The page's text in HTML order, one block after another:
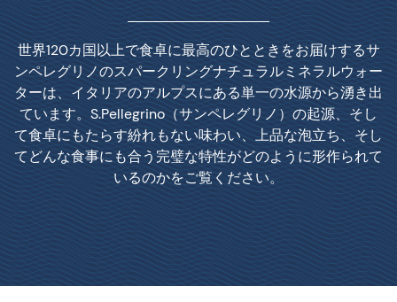
世界120カ国以上で食卓に最高のひとときをお届けするサ
ンペレグリノのスパークリングナチュラルミネラルウォー
ターは、イタリアのアルプスにある単一の水源から湧き出
ています。S.Pellegrino（サンペレグリノ）の起源、そし
て食卓にもたらす紛れもない味わい、上品な泡立ち、そし
てどんな食事にも合う完璧な特性がどのように形作られて
いるのかをご覧ください。